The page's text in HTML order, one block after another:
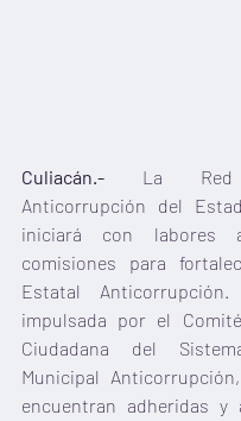
Culiacán.- La Red
Anticorrupción del
iniciará con labores
comisiones para
Estatal
impulsada por el
Ciudadana del
Municipal
encuentran adheridas y